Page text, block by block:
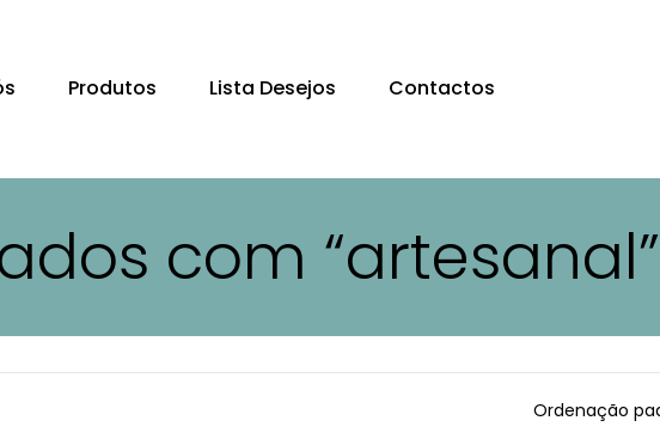
Produtos Lista Desejos Contactos
com “artesanal”